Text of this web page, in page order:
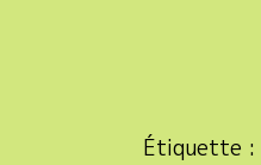
Étiquette :